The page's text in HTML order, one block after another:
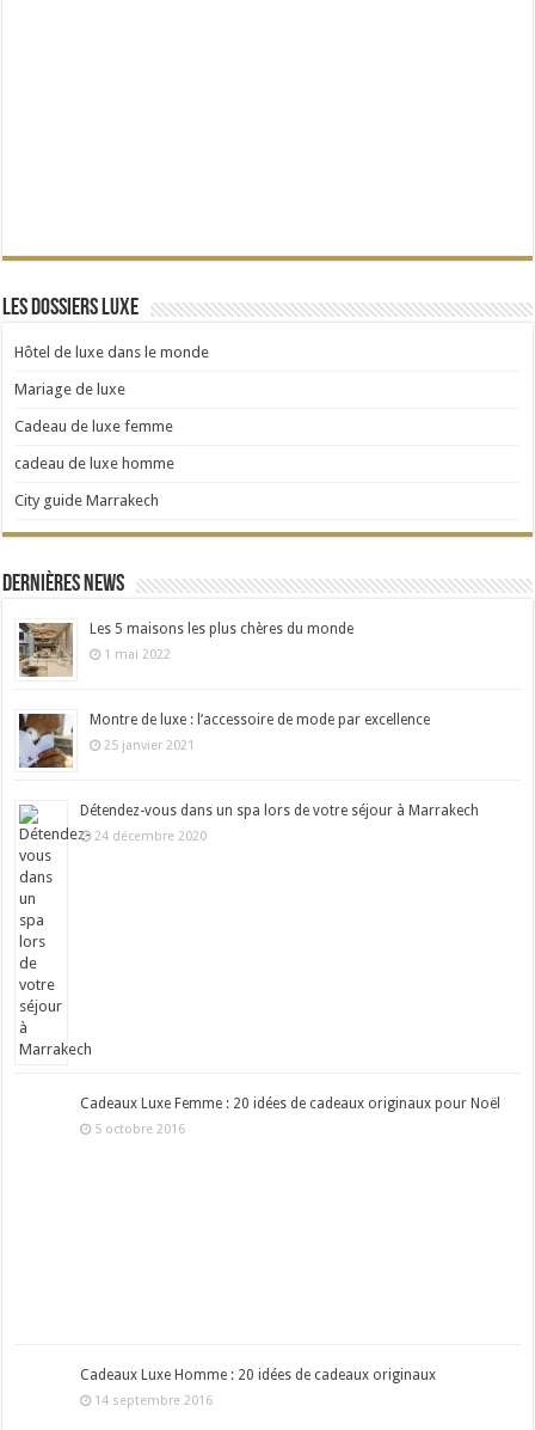
Les dossiers Luxe
Hôtel de luxe dans le monde
Mariage de luxe
Cadeau de luxe femme
cadeau de luxe homme
City guide Marrakech
Dernières news
Les 5 maisons les plus chères du monde
1 mai 2022
Montre de luxe : l’accessoire de mode par excellence
25 janvier 2021
Détendez-vous dans un spa lors de votre séjour à Marrakech
24 décembre 2020
Cadeaux Luxe Femme : 20 idées de cadeaux originaux pour Noël
5 octobre 2016
Cadeaux Luxe Homme : 20 idées de cadeaux originaux
14 septembre 2016